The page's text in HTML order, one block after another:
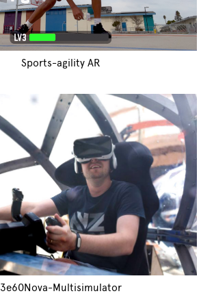
Sports-agility AR
3e60Nova-Multisimulator